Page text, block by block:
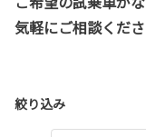
気軽にご相談くださ
絞り込み